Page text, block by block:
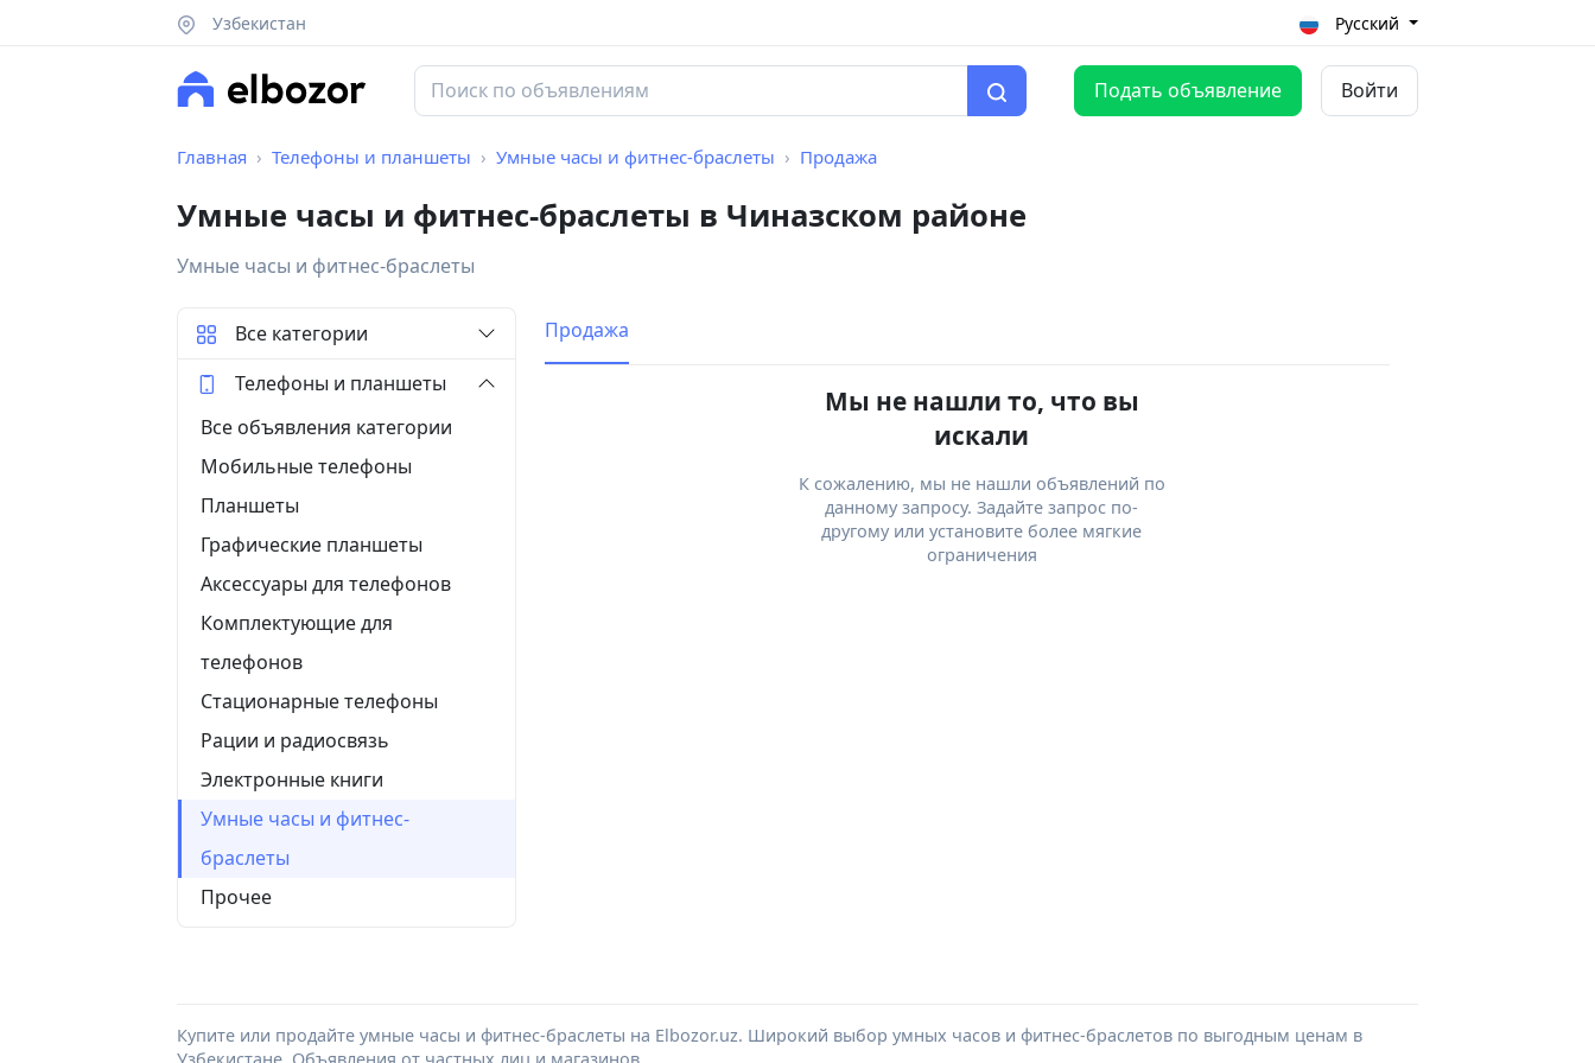
Узбекистан Русский
Подать объявление Войти
Главная Телефоны и планшеты Умные часы и фитнес-браслеты Продажа
Умные часы и фитнес-браслеты в Чиназском районе
Умные часы и фитнес-браслеты
Продажа
Мы не нашли то, что вы
искали
К сожалению, мы не нашли объявлений по
данному запросу. Задайте запрос по-
другому или установите более мягкие
ограничения
Все категории
Телефоны и планшеты
Все объявления категории
Мобильные телефоны
Планшеты
Графические планшеты
Аксессуары для телефонов
Комплектующие для
телефонов
Стационарные телефоны
Рации и радиосвязь
Электронные книги
Умные часы и фитнес-
браслеты
Прочее
Купите или продайте умные часы и фитнес-браслеты на Elbozor.uz. Широкий выбор умных часов и фитнес-браслетов по выгодным ценам в